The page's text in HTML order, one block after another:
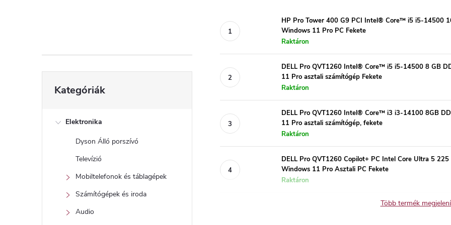
l
sátugrása
Kategóriák
Elektronika
Dyson Álló porszívó
Televízió
Mobiltelefonok és táblagépek
Számítógépek és iroda
Audio
HP Pro Tower 400 G9 PCI Intel® Core™ i5 i5-14500
Windows 11 Pro PC Fekete
Raktáron
DELL Pro QVT1260 Intel® Core™ i5 i5-14500 8 GB
11 Pro asztali számítógép Fekete
Raktáron
DELL Pro QVT1260 Intel® Core™ i3 i3-14100 8GB
11 Pro asztali számítógép, fekete
Raktáron
DELL Pro QVT1260 Copilot+ PC Intel Core Ultra 5
Windows 11 Pro Asztali PC Fekete
Raktáron
Több termék